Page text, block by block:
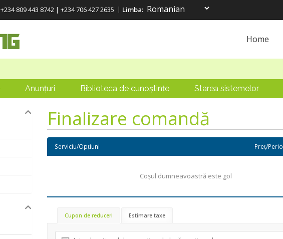
+234 809 443 8742 | +234 706 427 2635 Limba:
Home
Anunțuri Biblioteca de cunoștințe Starea sistemelor
Finalizare comandă
Serviciu/Opțiuni Preț/
Coșul dumneavoastră este gol
Cupon de reduceri Estimare taxe